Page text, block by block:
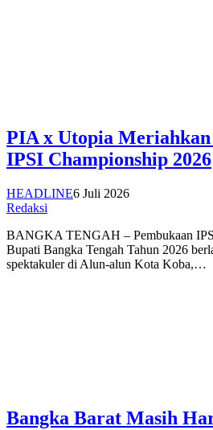
PIA x Utopia Meriahkan
IPSI Championship 2026
HEADLINE6 Juli 2026
Redaksi
BANGKA TENGAH – Pembukaan
Bupati Bangka Tengah Tahun 2026
spektakuler di Alun-alun Kota Koba,…
Bangka Barat Masih